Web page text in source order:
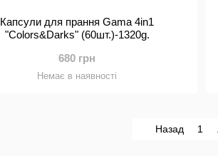
Капсули для прання Gama 4in1
"Colors&Darks" (60шт.)-1320g.
680 грн
Немає в наявності
Назад 1